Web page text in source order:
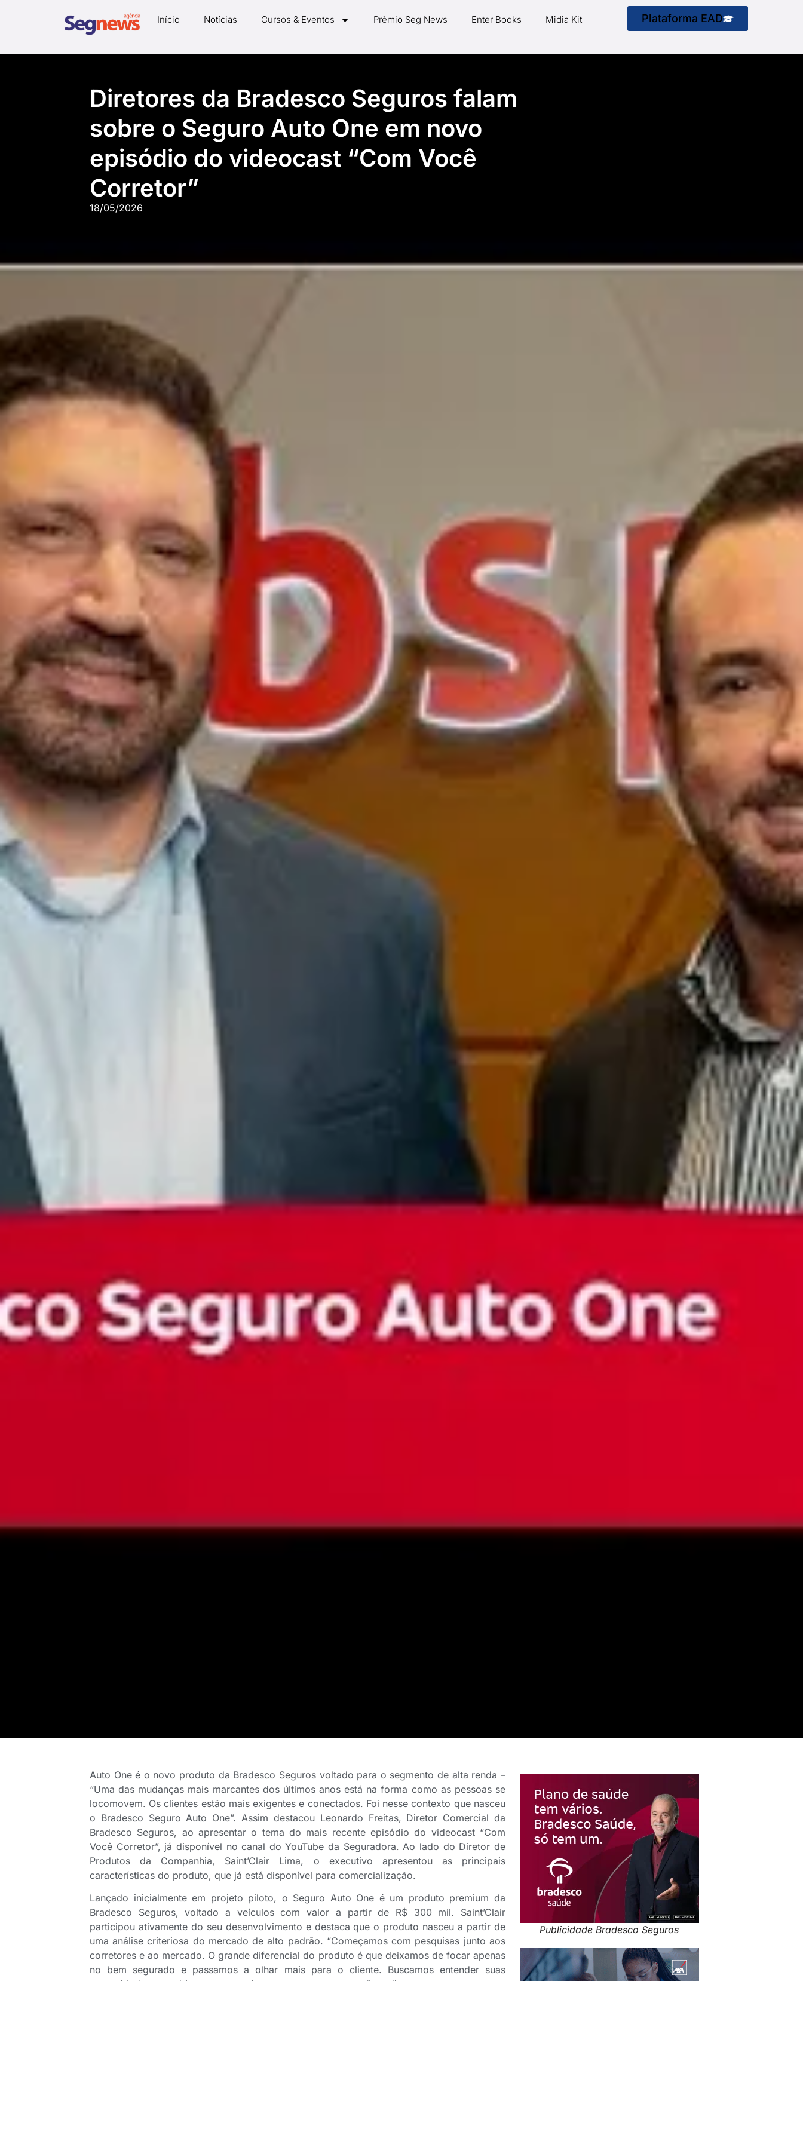
Início Notícias Cursos & Eventos Prêmio Seg News Enter Books Midia Kit Plataforma EAD
Diretores da Bradesco Seguros falam
sobre o Seguro Auto One em novo
episódio do videocast “Com Você
Corretor”
18/05/2026
Publicidade Bradesco Seguros
Auto One é o novo produto da Bradesco Seguros voltado para o segmento de alta renda –
“Uma das mudanças mais marcantes dos últimos anos está na forma como as pessoas se
locomovem. Os clientes estão mais exigentes e conectados. Foi nesse contexto que nasceu
o Bradesco Seguro Auto One”. Assim destacou Leonardo Freitas, Diretor Comercial da
Bradesco Seguros, ao apresentar o tema do mais recente episódio do videocast “Com
Você Corretor”, já disponível no canal do YouTube da Seguradora. Ao lado do Diretor de
Produtos da Companhia, Saint’Clair Lima, o executivo apresentou as principais
características do produto, que já está disponível para comercialização.
Lançado inicialmente em projeto piloto, o Seguro Auto One é um produto premium da
Bradesco Seguros, voltado a veículos com valor a partir de R$ 300 mil. Saint’Clair
participou ativamente do seu desenvolvimento e destaca que o produto nasceu a partir de
uma análise criteriosa do mercado de alto padrão. “Começamos com pesquisas junto aos
corretores e ao mercado. O grande diferencial do produto é que deixamos de focar apenas
no bem segurado e passamos a olhar mais para o cliente. Buscamos entender suas
necessidades, o ambiente em que vive e seu comportamento”, explica.